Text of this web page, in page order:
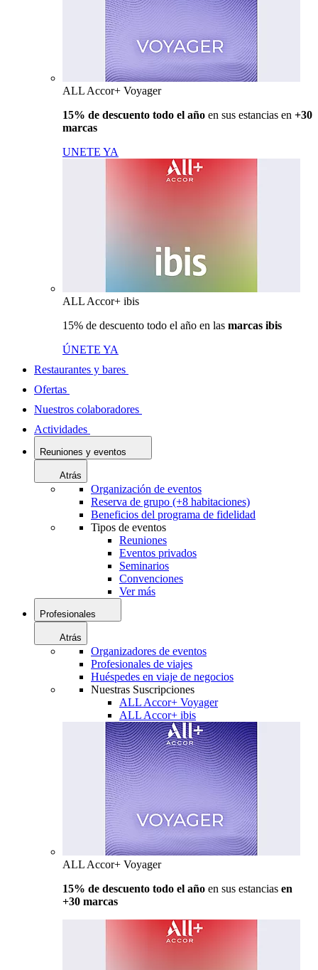
ALL Accor+ Voyager
15% de descuento todo el año en sus estancias en +30
marcas
UNETE YA
ALL Accor+ ibis
15% de descuento todo el año en las marcas ibis
ÚNETE YA
Restaurantes y bares
Ofertas
Nuestros colaboradores
Actividades
Reuniones y eventos
Atrás
Organización de eventos
Reserva de grupo (+8 habitaciones)
Beneficios del programa de fidelidad
Tipos de eventos
Reuniones
Eventos privados
Seminarios
Convenciones
Ver más
Profesionales
Atrás
Organizadores de eventos
Profesionales de viajes
Huéspedes en viaje de negocios
Nuestras Suscripciones
ALL Accor+ Voyager
ALL Accor+ ibis
ALL Accor+ Voyager
15% de descuento todo el año en sus estancias en
+30 marcas